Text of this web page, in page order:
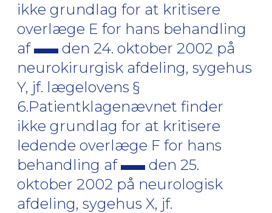
ikke grundlag for at kritisere
overlæge E for hans behandling
af
den 24. oktober 2002 på
neurokirurgisk afdeling, sygehus
Y, jf. lægelovens §
6.Patientklagenævnet finder
ikke grundlag for at kritisere
ledende overlæge F for hans
behandling af
den 25.
oktober 2002 på neurologisk
afdeling, sygehus X, jf.